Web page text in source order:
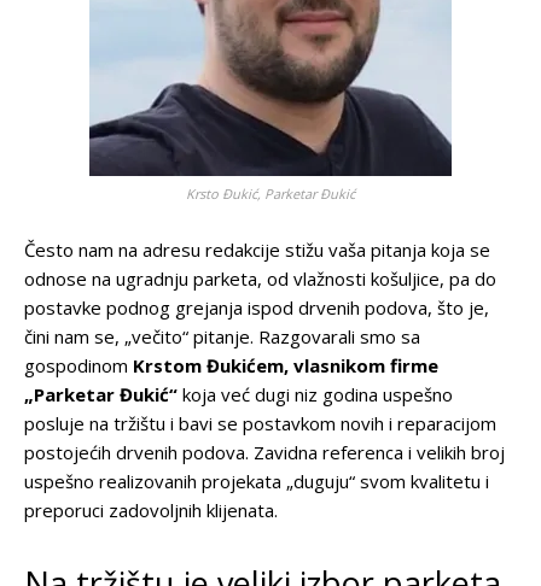
Krsto Đukić, Parketar Đukić
Često nam na adresu redakcije stižu vaša pitanja koja se
odnose na ugradnju parketa, od vlažnosti košuljice, pa do
postavke podnog grejanja ispod drvenih podova, što je,
čini nam se, „večito“ pitanje. Razgovarali smo sa
gospodinom Krstom Đukićem, vlasnikom firme
„Parketar Đukić“ koja već dugi niz godina uspešno
posluje na tržištu i bavi se postavkom novih i reparacijom
postojećih drvenih podova. Zavidna referenca i velikih broj
uspešno realizovanih projekata „duguju“ svom kvalitetu i
preporuci zadovoljnih klijenata.